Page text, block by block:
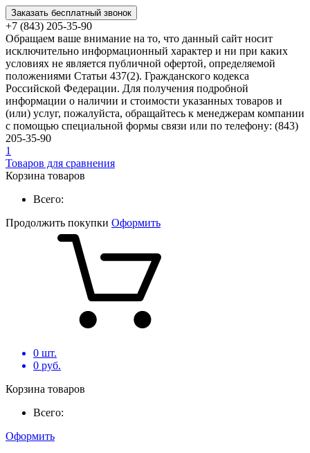
Заказать бесплатный звонок
+7 (843) 205-35-90
Обращаем ваше внимание на то, что данный сайт носит
исключительно информационный характер и ни при каких
условиях не является публичной офертой, определяемой
положениями Статьи 437(2). Гражданского кодекса
Российской Федерации. Для получения подробной
информации о наличии и стоимости указанных товаров и
(или) услуг, пожалуйста, обращайтесь к менеджерам компании
с помощью специальной формы связи или по телефону: (843)
205-35-90
1
Товаров для сравнения
Корзина товаров
Всего:
Продолжить покупки Оформить
0 шт.
0 руб.
Корзина товаров
Всего:
Оформить